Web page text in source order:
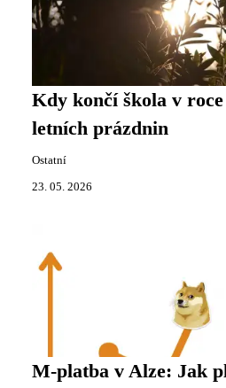
Kdy končí škola v
letních prázdnin
Ostatní
23. 05. 2026
M-platba v Alze: Jak